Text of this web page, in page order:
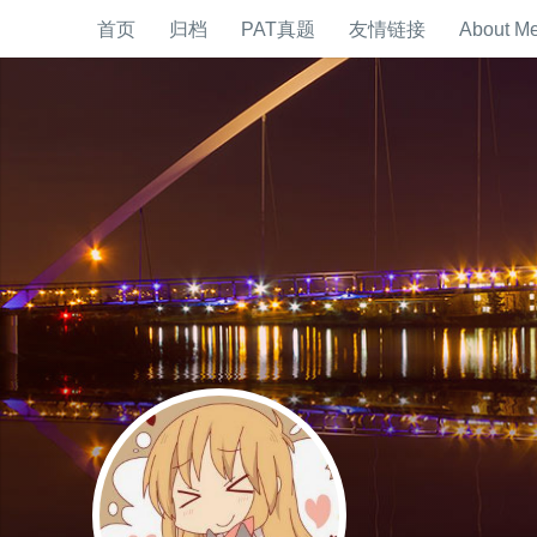
首页 归档 PAT真题 友情链接 About